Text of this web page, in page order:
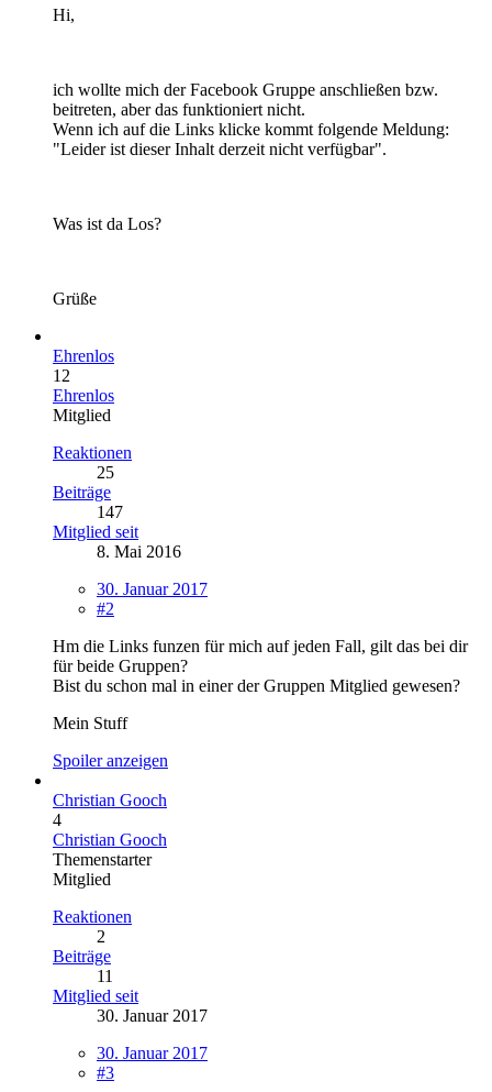
Hi,
ich wollte mich der Facebook Gruppe anschließen bzw.
beitreten, aber das funktioniert nicht.
Wenn ich auf die Links klicke kommt folgende Meldung:
"Leider ist dieser Inhalt derzeit nicht verfügbar".
Was ist da Los?
Grüße
Ehrenlos
12
Ehrenlos
Mitglied
Reaktionen
25
Beiträge
147
Mitglied seit
8. Mai 2016
30. Januar 2017
#2
Hm die Links funzen für mich auf jeden Fall, gilt das bei dir
für beide Gruppen?
Bist du schon mal in einer der Gruppen Mitglied gewesen?
Mein Stuff
Spoiler anzeigen
Christian Gooch
4
Christian Gooch
Themenstarter
Mitglied
Reaktionen
2
Beiträge
11
Mitglied seit
30. Januar 2017
30. Januar 2017
#3